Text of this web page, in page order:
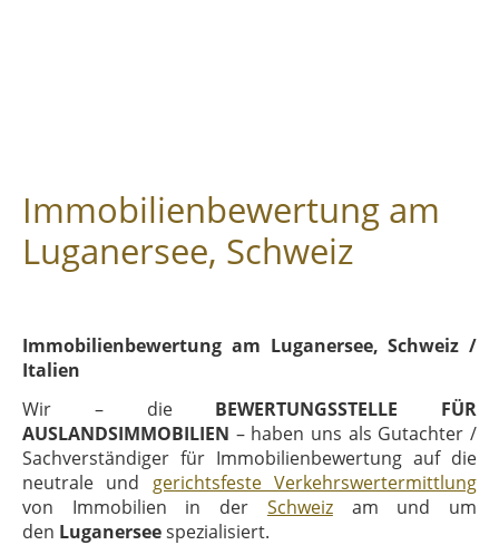
Immobilienbewertung am
Luganersee, Schweiz
Immobilienbewertung am Luganersee, Schweiz /
Italien
Wir – die BEWERTUNGSSTELLE FÜR
AUSLANDSIMMOBILIEN – haben uns als Gutachter /
Sachverständiger für Immobilienbewertung auf die
neutrale und gerichtsfeste Verkehrswertermittlung
von Immobilien in der Schweizam und um
den Luganerseespezialisiert.